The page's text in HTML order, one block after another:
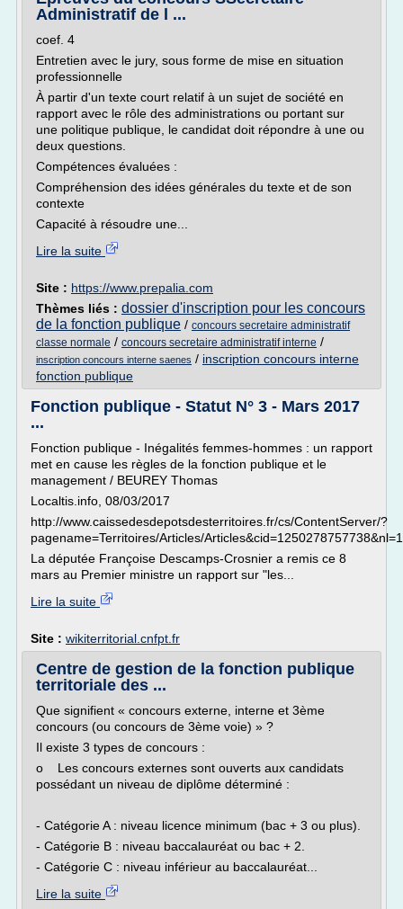
Administratif de l ...
coef. 4
Entretien avec le jury, sous forme de mise en situation
professionnelle
À partir d'un texte court relatif à un sujet de société en
rapport avec le rôle des administrations ou portant sur
une politique publique, le candidat doit répondre à une ou
deux questions.
Compétences évaluées :
Compréhension des idées générales du texte et de son
contexte
Capacité à résoudre une...
Lire la suite
Site : https://www.prepalia.com
Thèmes liés : dossier d'inscription pour les concours
de la fonction publique / concours secretaire administratif
classe normale / concours secretaire administratif interne /
inscription concours interne saenes / inscription concours interne
fonction publique
Fonction publique - Statut N° 3 - Mars 2017
...
Fonction publique - Inégalités femmes-hommes : un rapport
met en cause les règles de la fonction publique et le
management / BEUREY Thomas
Localtis.info, 08/03/2017
http://www.caissedesdepotsdesterritoires.fr/cs/ContentServer/?
pagename=Territoires/Articles/Articles&cid=1250278757738&nl=1
La députée Françoise Descamps-Crosnier a remis ce 8
mars au Premier ministre un rapport sur "les...
Lire la suite
Site : wikiterritorial.cnfpt.fr
Centre de gestion de la fonction publique
territoriale des ...
Que signifient « concours externe, interne et 3ème
concours (ou concours de 3ème voie) » ?
Il existe 3 types de concours :
o Les concours externes sont ouverts aux candidats
possédant un niveau de diplôme déterminé :
- Catégorie A : niveau licence minimum (bac + 3 ou plus).
- Catégorie B : niveau baccalauréat ou bac + 2.
- Catégorie C : niveau inférieur au baccalauréat...
Lire la suite